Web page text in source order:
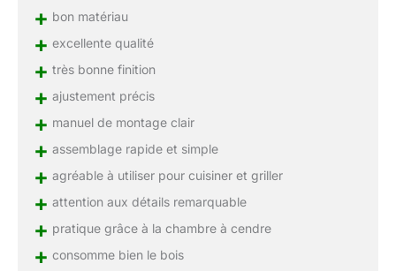
+ bon matériau
+ excellente qualité
+ très bonne finition
+ ajustement précis
+ manuel de montage clair
+ assemblage rapide et simple
+ agréable à utiliser pour cuisiner et griller
+ attention aux détails remarquable
+ pratique grâce à la chambre à cendre
+ consomme bien le bois